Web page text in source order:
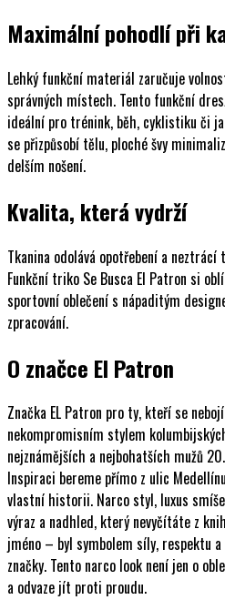
Maximální pohodlí při
Lehký funkční materiál zaručuje
správných místech. Tento funkční
ideální pro trénink, běh, cyklistiku či
se přizpůsobí tělu, ploché švy
delším nošení.
Kvalita, která vydrží
Tkanina odolává opotřebení a
Funkční triko Se Busca El Patron si
sportovní oblečení s nápaditým
zpracování.
O značce El Patron
Značka EL Patron pro ty, kteří se
nekompromisním stylem
nejznámějších a nejbohatších mužů
Inspiraci bereme přímo z ulic
vlastní historii. Narco styl, luxus
výraz a nadhled, který nevyčítáte z
jméno – byl symbolem síly, respektu
značky. Tento narco look není jen o
a odvaze jít proti proudu.